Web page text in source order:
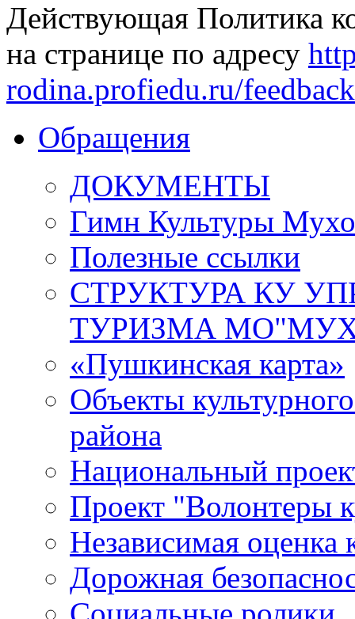
Действующая Политика
на странице по адресу
rodina.profiedu.ru/
Обращения
ДОКУМЕНТЫ
Гимн Культуры
Полезные ссылки
СТРУКТУРА КУ
ТУРИЗМА
«Пушкинская карта»
Объекты
района
Национальный
Проект "Волонтеры
Независимая оценка
Дорожная